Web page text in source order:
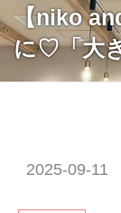
【niko
に♡「大
2025-09-11